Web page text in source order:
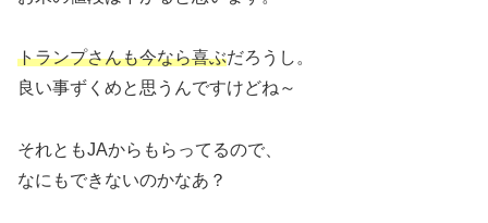
トランプさんも今なら喜ぶだろうし。
良い事ずくめと思うんですけどね～
それともJAからもらってるので、
なにもできないのかなあ？